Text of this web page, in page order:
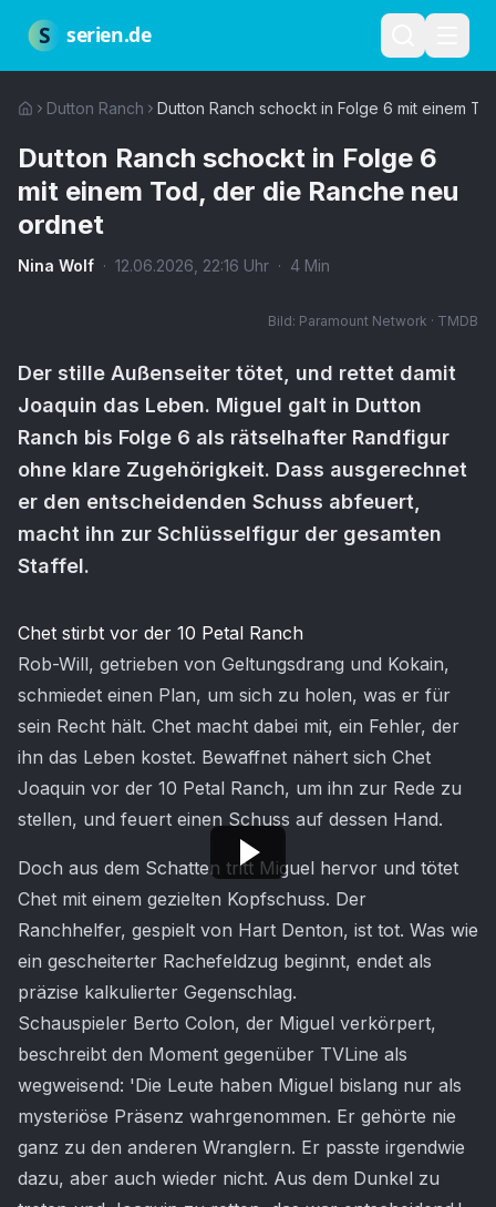
S serien.de
Dutton Ranch Dutton Ranch schockt in Folge 6 mit einem
Dutton Ranch schockt in Folge 6
mit einem Tod, der die Ranche neu
ordnet
Nina Wolf · 12.06.2026 22:16 Uhr · 4 Min
Bild: Paramount Network · TMDB
Der stille Außenseiter tötet, und rettet damit
Joaquin das Leben. Miguel galt in Dutton
Ranch bis Folge 6 als rätselhafter Randfigur
ohne klare Zugehörigkeit. Dass ausgerechnet
er den entscheidenden Schuss abfeuert,
macht ihn zur Schlüsselfigur der gesamten
Staffel.
Artikel-Inhalt
Chet stirbt vor der 10 Petal Ranch
Rob-Will, getrieben von Geltungsdrang und Kokain,
schmiedet einen Plan, um sich zu holen, was er für
sein Recht hält. Chet macht dabei mit, ein Fehler, der
ihn das Leben kostet. Bewaffnet nähert sich Chet
Joaquin vor der 10 Petal Ranch, um ihn zur Rede zu
stellen, und feuert einen Schuss auf dessen Hand.
Doch aus dem Schatten tritt Miguel hervor und tötet
Chet mit einem gezielten Kopfschuss. Der
Ranchhelfer, gespielt von Hart Denton, ist tot. Was wie
ein gescheiterter Rachefeldzug beginnt, endet als
präzise kalkulierter Gegenschlag.
Schauspieler Berto Colon, der Miguel verkörpert,
beschreibt den Moment gegenüber TVLine als
wegweisend: 'Die Leute haben Miguel bislang nur als
mysteriöse Präsenz wahrgenommen. Er gehörte nie
ganz zu den anderen Wranglern. Er passte irgendwie
dazu, aber auch wieder nicht. Aus dem Dunkel zu
Nutzungsbedingungen